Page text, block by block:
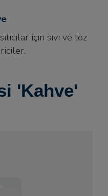
için sıvı ve toz
'Kahve'